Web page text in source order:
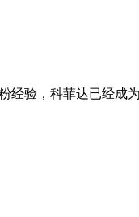
经验，科菲达已经